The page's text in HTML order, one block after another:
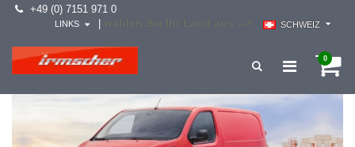
+49 (0) 7151 971 0
SCHWEIZ
LINKS
0